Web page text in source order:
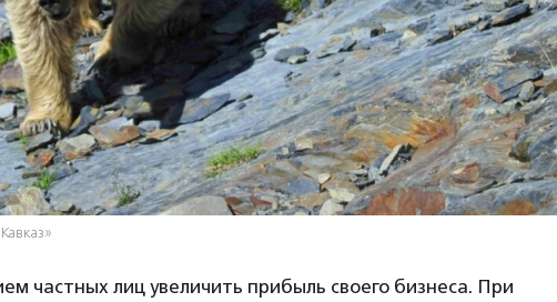
частных лиц увеличить прибыль своего бизнеса. При